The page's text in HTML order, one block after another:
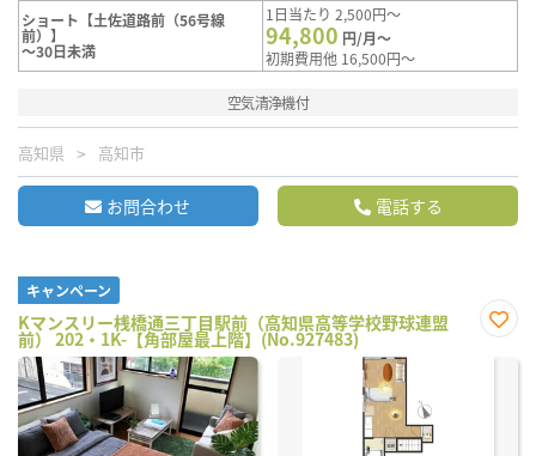
ショート【土佐道路前（56号線
前）】
～30日未満
1日当たり 2,500円～
94,800 円/月～
初期費用他 16,500円～
空気清浄機付
高知県 高知市
お問合わせ 電話する
キャンペーン
Kマンスリー桟橋通三丁目駅前（高知県高等学校野球連盟
前） 202・1K-【角部屋最上階】(No.927483)
に入